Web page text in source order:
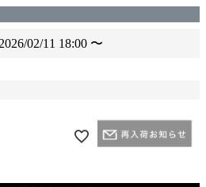
2026/02/11 18:00 〜